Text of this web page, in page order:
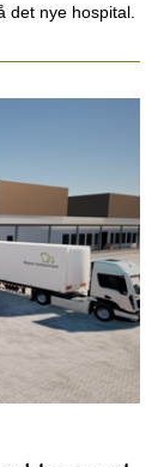
nye hospital.